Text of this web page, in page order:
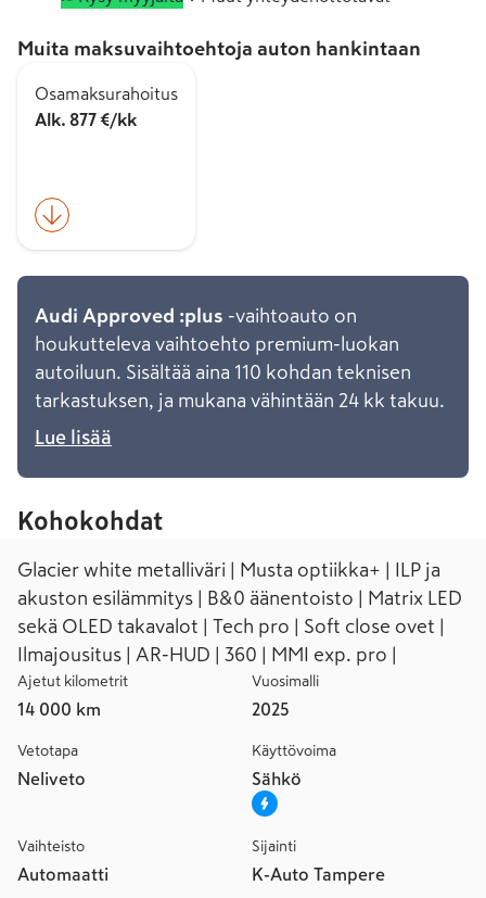
Muita maksuvaihtoehtoja auton hankintaan
Osamaksurahoitus
Alk. 877 €/kk
Audi Approved :plus -vaihtoauto on
houkutteleva vaihtoehto premium-luokan
autoiluun. Sisältää aina 110 kohdan teknisen
tarkastuksen, ja mukana vähintään 24 kk takuu.
Lue lisää
Kohokohdat
Glacier white metalliväri | Musta optiikka+ | ILP ja
akuston esilämmitys | B&0 äänentoisto | Matrix LED
sekä OLED takavalot | Tech pro | Soft close ovet |
Ilmajousitus | AR-HUD | 360 | MMI exp. pro |
Ajetut kilometrit
14 000 km
Vuosimalli
2025
Vetotapa
Neliveto
Käyttövoima
Sähkö
Vaihteisto
Automaatti
Sijainti
K-Auto Tampere